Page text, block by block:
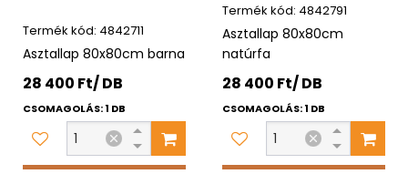
4842711
Asztallap 80x80cm barna
28 400 Ft/ DB
CSOMAGOLÁS: 1 DB
4842791
Asztallap 80x80cm
natúrfa
28 400 Ft/ DB
CSOMAGOLÁS: 1 DB